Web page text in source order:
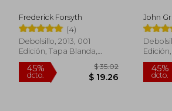
Frederick Forsyth
(4)
Debolsillo, 2013, 001
Edición, Tapa Blanda,
Nuevo
John
Nuevo